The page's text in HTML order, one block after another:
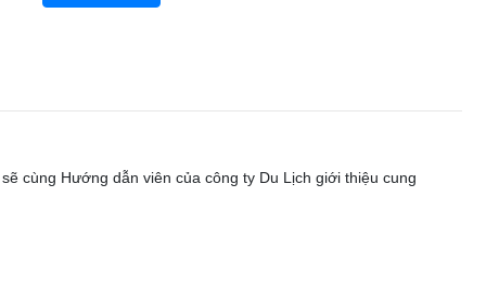
cùng Hướng dẫn viên của công ty Du Lịch giới thiệu cung